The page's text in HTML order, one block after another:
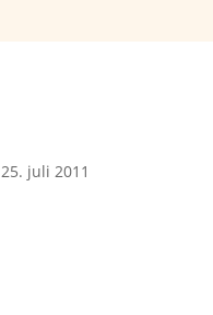
25. juli 2011